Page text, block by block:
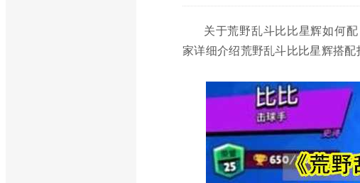
关于荒野乱斗比比星辉如何
家详细介绍荒野乱斗比比星辉搭配